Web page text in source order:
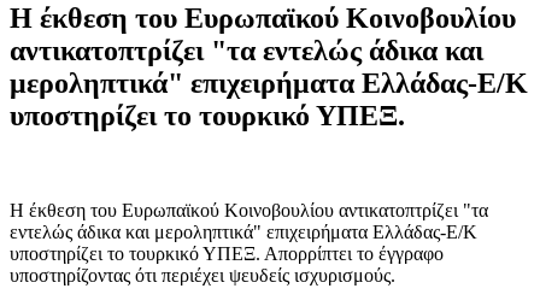
Η έκθεση του Ευρωπαϊκού Κοινοβουλίου
αντικατοπτρίζει "τα εντελώς άδικα και
μεροληπτικά" επιχειρήματα Ελλάδας-Ε/Κ
υποστηρίζει το τουρκικό ΥΠΕΞ.
Η έκθεση του Ευρωπαϊκού Κοινοβουλίου αντικατοπτρίζει "τα
εντελώς άδικα και μεροληπτικά" επιχειρήματα Ελλάδας-Ε/Κ
υποστηρίζει το τουρκικό ΥΠΕΞ. Απορρίπτει το έγγραφο
υποστηρίζοντας ότι περιέχει ψευδείς ισχυρισμούς.